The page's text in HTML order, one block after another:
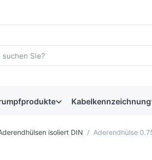
Kabelkennzeichnung
isoliert DIN Aderendhülse